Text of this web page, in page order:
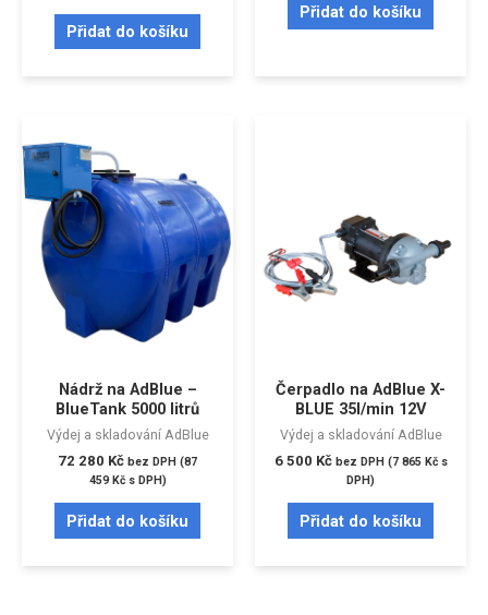
Přidat do košíku
Přidat do košíku
Nádrž na AdBlue –
BlueTank 5000 litrů
Výdej a skladování AdBlue
72 280 Kč bez DPH (87
459Kčs DPH)
Přidat do košíku
Čerpadlo na AdBlue X-
BLUE 35l/min 12V
Výdej a skladování AdBlue
6 500 Kč bez DPH (7 865 Kčs
DPH)
Přidat do košíku